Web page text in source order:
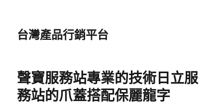
台灣產品行銷平台
聲寶服務站專業的技術日立服
務站的爪蓋搭配保麗龍字